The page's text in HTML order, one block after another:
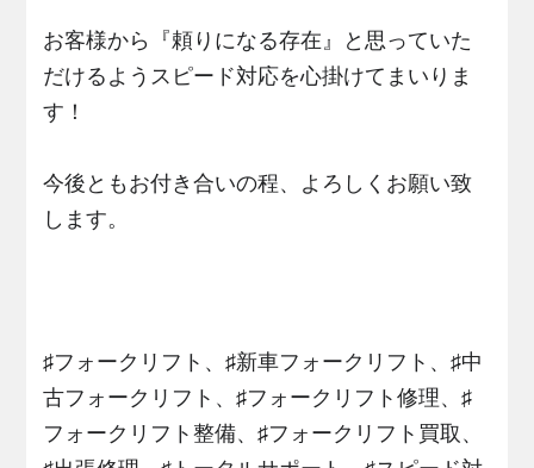
お客様から『頼りになる存在』と思っていた
だけるようスピード対応を心掛けてまいりま
す！
今後ともお付き合いの程、よろしくお願い致
します。
♯フォークリフト、♯新車フォークリフト、♯中
古フォークリフト、♯フォークリフト修理、♯
フォークリフト整備、♯フォークリフト買取、